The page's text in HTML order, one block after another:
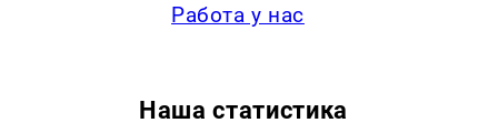
Работа у нас
Наша статистика